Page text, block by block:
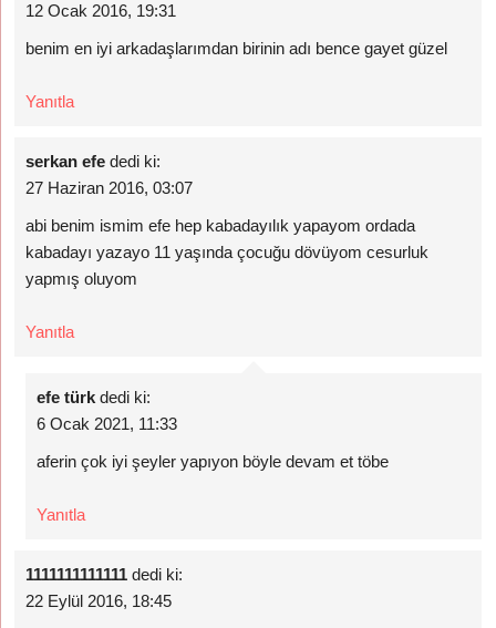
12 Ocak 2016, 19:31
benim en iyi arkadaşlarımdan birinin adı bence gayet güzel
Yanıtla
serkan efe dedi ki:
27 Haziran 2016, 03:07
abi benim ismim efe hep kabadayılık yapayom ordada
kabadayı yazayo 11 yaşında çocuğu dövüyom cesurluk
yapmış oluyom
Yanıtla
efe türk dedi ki:
6 Ocak 2021, 11:33
aferin çok iyi şeyler yapıyon böyle devam et töbe
Yanıtla
1111111111111 dedi ki:
22 Eylül 2016, 18:45